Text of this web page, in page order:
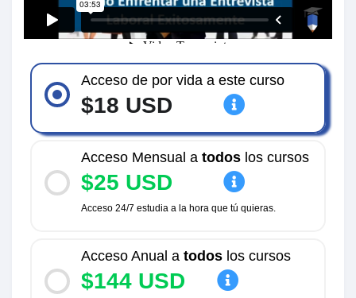
Acceso de por vida a este curso
$18 USD
Acceso Mensual a todoslos cursos
$25 USD
Acceso 24/7 estudia a la hora que tú quieras.
Acceso Anual a todoslos cursos
$144 USD